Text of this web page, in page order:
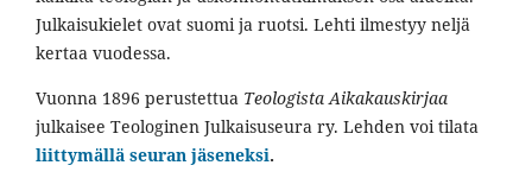
Julkaisukielet ovat suomi ja ruotsi. Lehti ilmestyy neljä
kertaa vuodessa.
Vuonna 1896 perustettua Teologista Aikakauskirjaa
julkaisee Teologinen Julkaisuseura ry. Lehden voi tilata
liittymällä seuran jäseneksi.